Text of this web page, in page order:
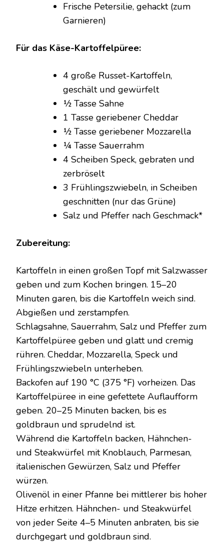
Frische Petersilie, gehackt (zum
Garnieren)
Für das Käse-Kartoffelpüree:
4 große Russet-Kartoffeln,
geschält und gewürfelt
½ Tasse Sahne
1 Tasse geriebener Cheddar
½ Tasse geriebener Mozzarella
¼ Tasse Sauerrahm
4 Scheiben Speck, gebraten und
zerbröselt
3 Frühlingszwiebeln, in Scheiben
geschnitten (nur das Grüne)
Salz und Pfeffer nach Geschmack*
Zubereitung:
Kartoffeln in einen großen Topf mit Salzwasser
geben und zum Kochen bringen. 15–20
Minuten garen, bis die Kartoffeln weich sind.
Abgießen und zerstampfen.
Schlagsahne, Sauerrahm, Salz und Pfeffer zum
Kartoffelpüree geben und glatt und cremig
rühren. Cheddar, Mozzarella, Speck und
Frühlingszwiebeln unterheben.
Backofen auf 190 °C (375 °F) vorheizen. Das
Kartoffelpüree in eine gefettete Auflaufform
geben. 20–25 Minuten backen, bis es
goldbraun und sprudelnd ist.
Während die Kartoffeln backen, Hähnchen-
und Steakwürfel mit Knoblauch, Parmesan,
italienischen Gewürzen, Salz und Pfeffer
würzen.
Olivenöl in einer Pfanne bei mittlerer bis hoher
Hitze erhitzen. Hähnchen- und Steakwürfel
von jeder Seite 4–5 Minuten anbraten, bis sie
durchgegart und goldbraun sind.